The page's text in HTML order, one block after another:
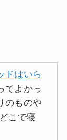
ドはいら
てよかっ
のものや
こで寝